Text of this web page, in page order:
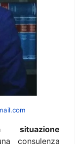
consulenza